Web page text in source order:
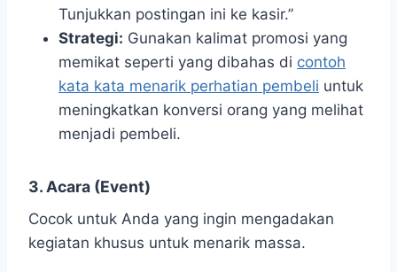
Tunjukkan postingan ini ke kasir.”
Strategi: Gunakan kalimat promosi yang
memikat seperti yang dibahas di contoh
kata kata menarik perhatian pembeli untuk
meningkatkan konversi orang yang melihat
menjadi pembeli.
3. Acara (Event)
Cocok untuk Anda yang ingin mengadakan
kegiatan khusus untuk menarik massa.